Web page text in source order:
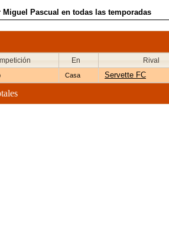
Pascual en todas las temporadas
En Rival
Casa Servette FC